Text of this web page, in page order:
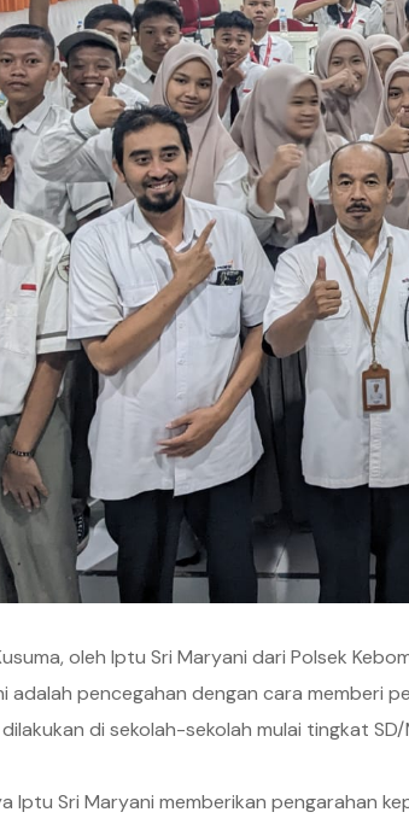
oleh Iptu Sri Maryani dari Polsek
adalah pencegahan dengan cara memberi
di sekolah-sekolah mulai tingkat
Iptu Sri Maryani memberikan pengarahan